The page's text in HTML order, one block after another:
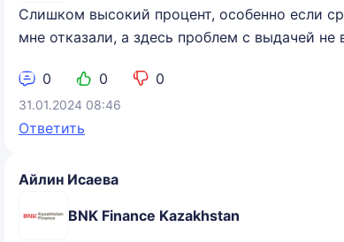
Слишком высокий процент, особенно если
мне отказали, а здесь проблем с выдачей не
0 0 0
31.01.2024 08:46
Ответить
Айлин Исаева
BNK Finance Kazakhstan